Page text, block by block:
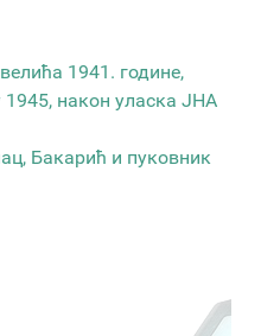
1941. године,
1945, након уласка ЈНА
Бакарић и пуковник